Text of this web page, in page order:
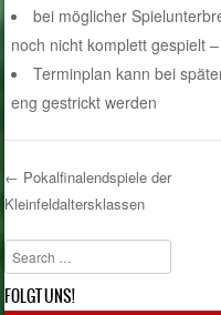
bei möglicher
noch nicht komplett gespielt
Terminplan kann bei
eng gestrickt werden
Post navigation
← Pokalfinalendspiele der
Kleinfeldaltersklassen
Search
FOLGT UNS!